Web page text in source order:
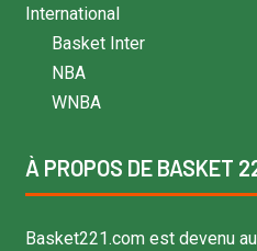
International
Basket Inter
NBA
WNBA
À PROPOS DE BASKET
Basket221.com est devenu